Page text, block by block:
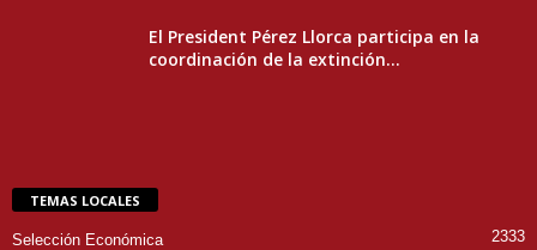
El President Pérez Llorca participa en la
coordinación de la extinción...
TEMAS LOCALES
Selección Económica 2333